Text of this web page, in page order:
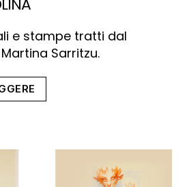
e stampe tratti dal
Sarritzu.